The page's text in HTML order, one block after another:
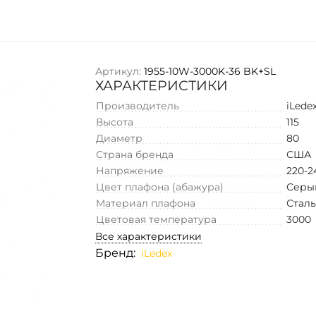
Артикул: 1955-10W-3000K-36 BK+SL
ХАРАКТЕРИСТИКИ
Производитель
Высота
115
Диаметр
80
Страна бренда
США
Напряжение
220-
Цвет плафона (абажура)
Материал плафона
Сталь
Цветовая температура
3000
Все характеристики
Бренд: iLedex